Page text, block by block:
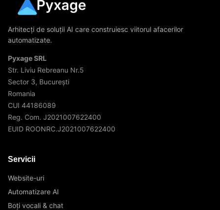
Arhitecți de soluții AI care construiesc viitorul afacerilor
automatizate.
Pyxage SRL
Str. Liviu Rebreanu Nr.5
Sector 3, București
Romania
CUI 44186089
Reg. Com. J2021007622400
EUID ROONRC.J2021007622400
Servicii
Website-uri
Automatizare AI
Boți vocali & chat